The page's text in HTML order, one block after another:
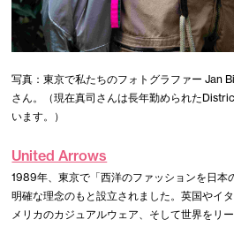
写真：東京で私たちのフォトグラファー Jan
さん。（現在真司さんは長年勤められた
います。）
United Arrows
1989年、東京で「西洋のファッションを日本
明確な理念のもと設立されました。英国やイ
メリカのカジュアルウェア、そして世界をリ